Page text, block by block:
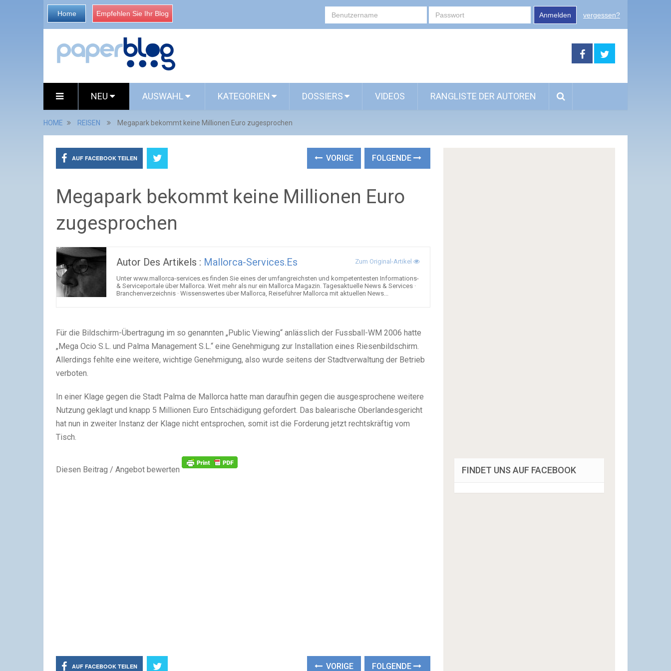
Home Empfehlen Sie Ihr Blog Anmelden vergessen?
NEU AUSWAHL KATEGORIEN DOSSIERS VIDEOS RANGLISTE DER AUTOREN
HOME REISEN Megapark bekommt keine Millionen Euro zugesprochen
AUF FACEBOOK TEILEN VORIGE FOLGENDE
Megapark bekommt keine Millionen Euro
zugesprochen
Autor Des Artikels : Mallorca-Services.es Zum Original-Artikel
Unter www.mallorca-services.es finden Sie eines der umfangreichsten und kompetentesten Informations-
& Serviceportale über Mallorca. Weit mehr als nur ein Mallorca Magazin. Tagesaktuelle News & Services ·
Branchenverzeichnis · Wissenswertes über Mallorca, Reiseführer Mallorca mit aktuellen News...
Für die Bildschirm-Übertragung im so genannten „Public Viewing“ anlässlich der Fussball-WM 2006 hatte
„Mega Ocio S.L. und Palma Management S.L.“ eine Genehmigung zur Installation eines Riesenbildschirm.
Allerdings fehlte eine weitere, wichtige Genehmigung, also wurde seitens der Stadtverwaltung der Betrieb
verboten.
In einer Klage gegen die Stadt Palma de Mallorca hatte man daraufhin gegen die ausgesprochene weitere
Nutzung geklagt und knapp 5 Millionen Euro Entschädigung gefordert. Das balearische Oberlandesgericht
hat nun in zweiter Instanz der Klage nicht entsprochen, somit ist die Forderung jetzt rechtskräftig vom
Tisch.
Diesen Beitrag / Angebot bewerten
AUF FACEBOOK TEILEN VORIGE FOLGENDE
FINDET UNS AUF FACEBOOK